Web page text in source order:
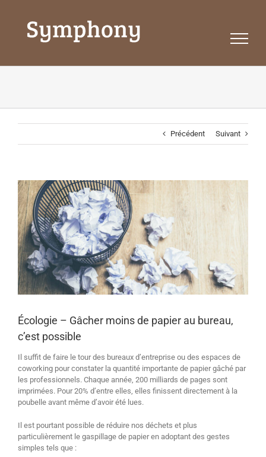
Précédent Suivant
Écologie – Gâcher moins de papier au bureau,
c’est possible
Il suffit de faire le tour des bureaux d’entreprise ou des espaces de
coworking pour constater la quantité importante de papier gâché par
les professionnels. Chaque année, 200 milliards de pages sont
imprimées. Pour 20% d’entre elles, elles finissent directement à la
poubelle avant même d’avoir été lues.
Il est pourtant possible de réduire nos déchets et plus
particulièrement le gaspillage de papier en adoptant des gestes
simples tels que :